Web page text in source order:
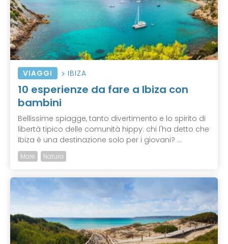
VIAGGI IBIZA
10 esperienze da fare a Ibiza con
bambini
Bellissime spiagge, tanto divertimento e lo spirito di
libertà tipico delle comunità hippy: chi l'ha detto che
Ibiza è una destinazione solo per i giovani? ...
Mare Natura